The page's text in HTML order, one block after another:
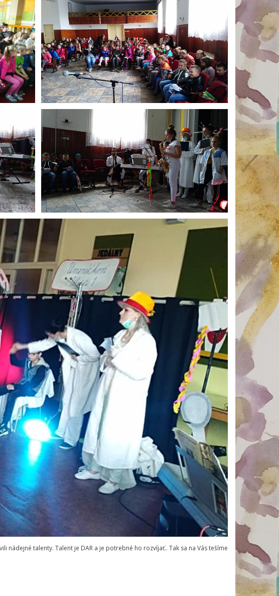
talenty. Talent je DAR a je potrebné ho rozvíjať.. Tak sa na Vás tešíme